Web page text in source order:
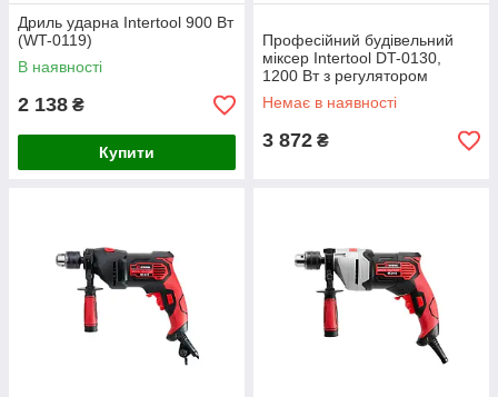
Дриль ударна Intertool 900 Вт
(WT-0119)
В наявності
2 138 ₴
Купити
Професійний будівельний
міксер Intertool DT-0130,
1200 Вт з регулятором
швидкості
Немає в наявності
3 872 ₴